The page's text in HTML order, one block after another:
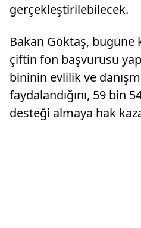
gerçekleştirilebilecek.
Bakan Göktaş, bugüne
çiftin fon başvurusu
bininin evlilik ve
faydalandığını, 59 bin
desteği almaya hak